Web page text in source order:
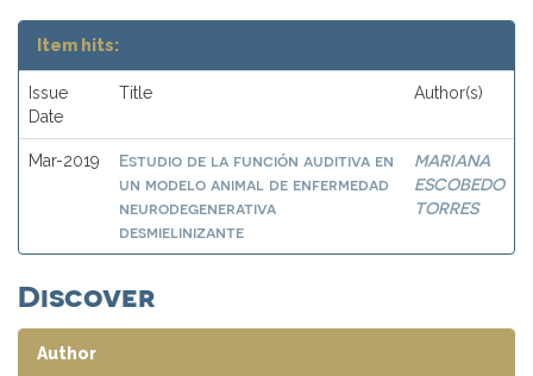
Item hits:
Issue
Date
Title Author(s)
Mar-2019
Estudio de la función auditiva en
un modelo animal de enfermedad
neurodegenerativa
desmielinizante
MARIANA
ESCOBEDO
TORRES
Discover
Author